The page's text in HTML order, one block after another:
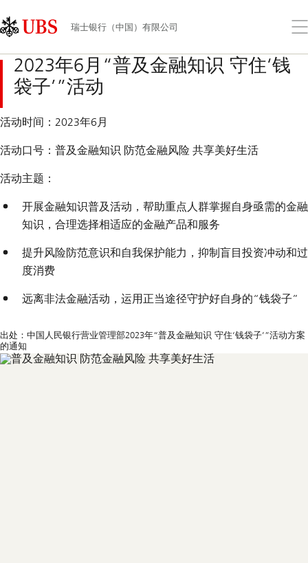
Links
Area
瑞士银行（中国）有限公司
打
菜
2023年6月“普及金融知识 守住‘钱
袋子’”活动
活动时间： 2023年6月
活动口号： 普及金融知识 防范金融风险 共享美好生活
活动主题：
开展金融知识普及活动，帮助重点人群掌握自身亟需的金融
知识，合理选择相适应的金融产品和服务
提升风险防范意识和自我保护能力，抑制盲目投资冲动和过
度消费
远离非法金融活动，运用正当途径守护好自身的“钱袋子”
出处：中国人民银行营业管理部2023年“普及金融知识 守住‘钱袋子’”活动方案
的通知